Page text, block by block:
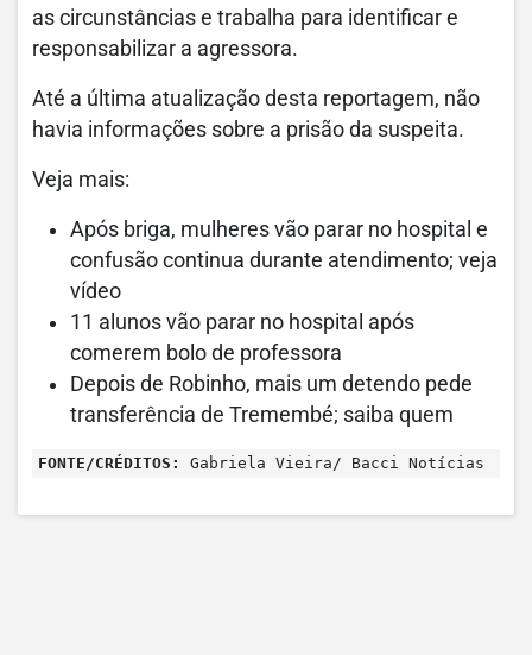
as circunstâncias e trabalha para identificar e
responsabilizar a agressora.
Até a última atualização desta reportagem, não
havia informações sobre a prisão da suspeita.
Veja mais:
Após briga, mulheres vão parar no hospital e
confusão continua durante atendimento; veja
vídeo
11 alunos vão parar no hospital após
comerem bolo de professora
Depois de Robinho, mais um detendo pede
transferência de Tremembé; saiba quem
FONTE/CRÉDITOS: Gabriela Vieira/ Bacci Notícias